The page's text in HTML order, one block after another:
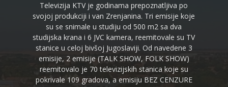
Televizija KTV je godinama prepoznatljiva po
svojoj produkciji i van Zrenjanina. Tri emisije koje
su se snimale u studiju od 500 m2 sa dva
studijska krana i 6 JVC kamera, reemitovale su TV
stanice u celoj bivšoj Jugoslaviji. Od navedene 3
emisije, 2 emisije (TALK SHOW, FOLK SHOW)
reemitovalo je 70 televizijskih stanica koje su
pokrivale 109 gradova, a emisiju BEZ CENZURE